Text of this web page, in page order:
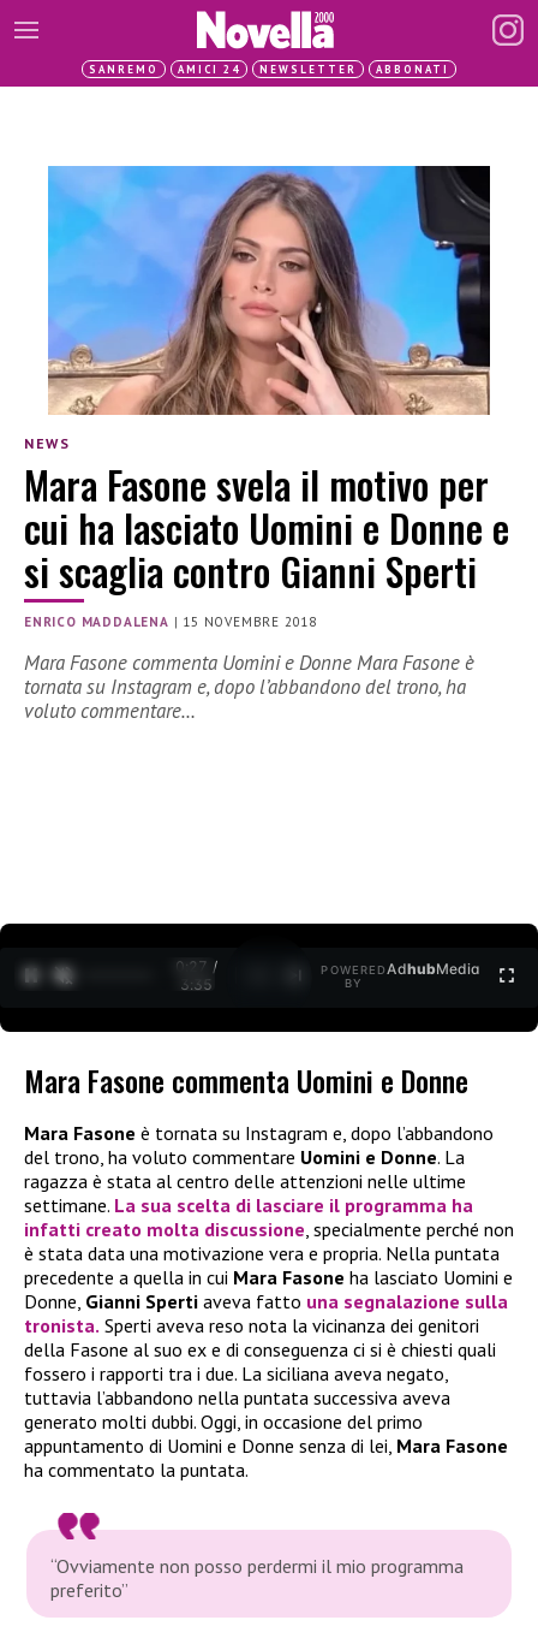
SANREMO AMICI 24 NEWSLETTER ABBONATI
NEWS
Mara Fasone svela il motivo per
cui ha lasciato Uomini e Donne e
si scaglia contro Gianni Sperti
ENRICO MADDALENA | 15 NOVEMBRE 2018
Mara Fasone commenta Uomini e Donne Mara Fasone è
tornata su Instagram e, dopo l’abbandono del trono, ha
voluto commentare…
0:27 /
3:35
POWERED
BY
AdhubMedia
Mara Fasone commenta Uomini e Donne
Mara Fasone è tornata su Instagram e, dopo l’abbandono
del trono, ha voluto commentare Uomini e Donne. La
ragazza è stata al centro delle attenzioni nelle ultime
settimane. La sua scelta di lasciare il programma ha
infatti creato molta discussione, specialmente perché non
è stata data una motivazione vera e propria. Nella puntata
precedente a quella in cui Mara Fasone ha lasciato Uomini e
Donne, Gianni Sperti aveva fatto una segnalazione sulla
tronista. Sperti aveva reso nota la vicinanza dei genitori
della Fasone al suo ex e di conseguenza ci si è chiesti quali
fossero i rapporti tra i due. La siciliana aveva negato,
tuttavia l’abbandono nella puntata successiva aveva
generato molti dubbi. Oggi, in occasione del primo
appuntamento di Uomini e Donne senza di lei, Mara Fasone
ha commentato la puntata.
“Ovviamente non posso perdermi il mio programma
preferito”